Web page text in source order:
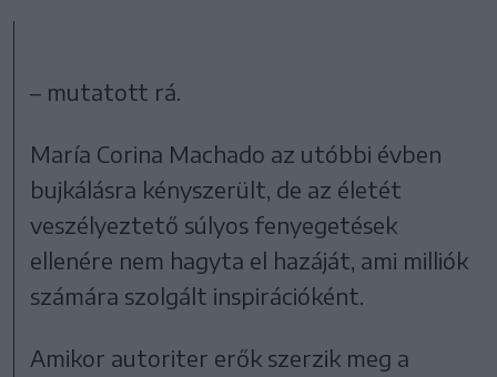
– mutatott rá.
María Corina Machado az utóbbi évben
bujkálásra kényszerült, de az életét
veszélyeztető súlyos fenyegetések
ellenére nem hagyta el hazáját, ami milliók
számára szolgált inspirációként.
Amikor autoriter erők szerzik meg a